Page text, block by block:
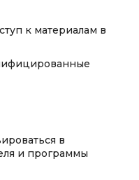
к материалам в
в
и программы